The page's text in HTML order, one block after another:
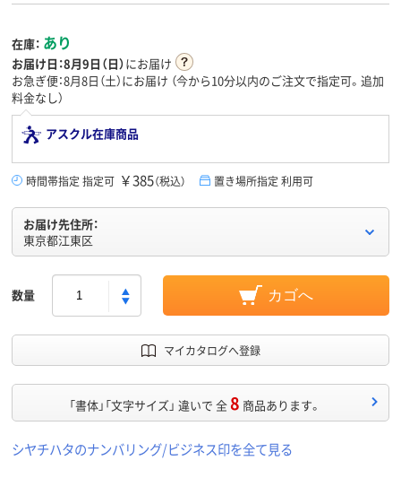
在庫： あり
お届け日：8月9日（日）にお届け
お急ぎ便：8月8日（土）にお届け （今から10分以内のご注文で指定可。追加
料金なし）
アスクル在庫商品
時間帯指定 指定可 ￥385（税込） 置き場所指定 利用可
お届け先住所：
東京都江東区
数量 カゴへ
マイカタログへ登録
「書体」「文字サイズ」 違いで 全8 商品あります。
シヤチハタのナンバリング/ビジネス印を全て見る